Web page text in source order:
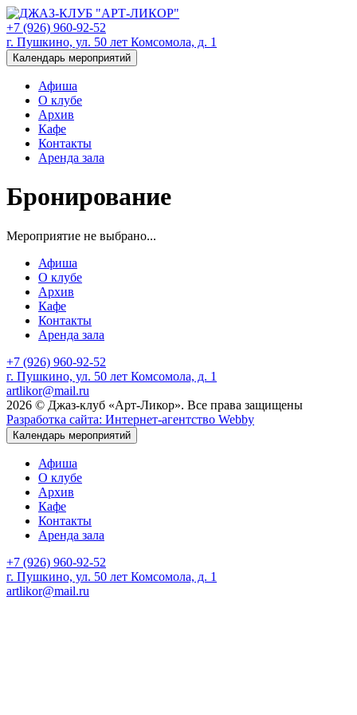
+7 (926) 960-92-52
г. Пушкино, ул. 50 лет Комсомола, д. 1
Календарь мероприятий
Афиша
О клубе
Архив
Кафе
Контакты
Аренда зала
Бронирование
Мероприятие не выбрано...
Афиша
О клубе
Архив
Кафе
Контакты
Аренда зала
+7 (926) 960-92-52
г. Пушкино, ул. 50 лет Комсомола, д. 1
artlikor@mail.ru
2026 © Джаз-клуб «Арт-Ликор». Все права защищены
Разработка сайта: Интернет-агентство Webby
Календарь мероприятий
Афиша
О клубе
Архив
Кафе
Контакты
Аренда зала
+7 (926) 960-92-52
г. Пушкино, ул. 50 лет Комсомола, д. 1
artlikor@mail.ru